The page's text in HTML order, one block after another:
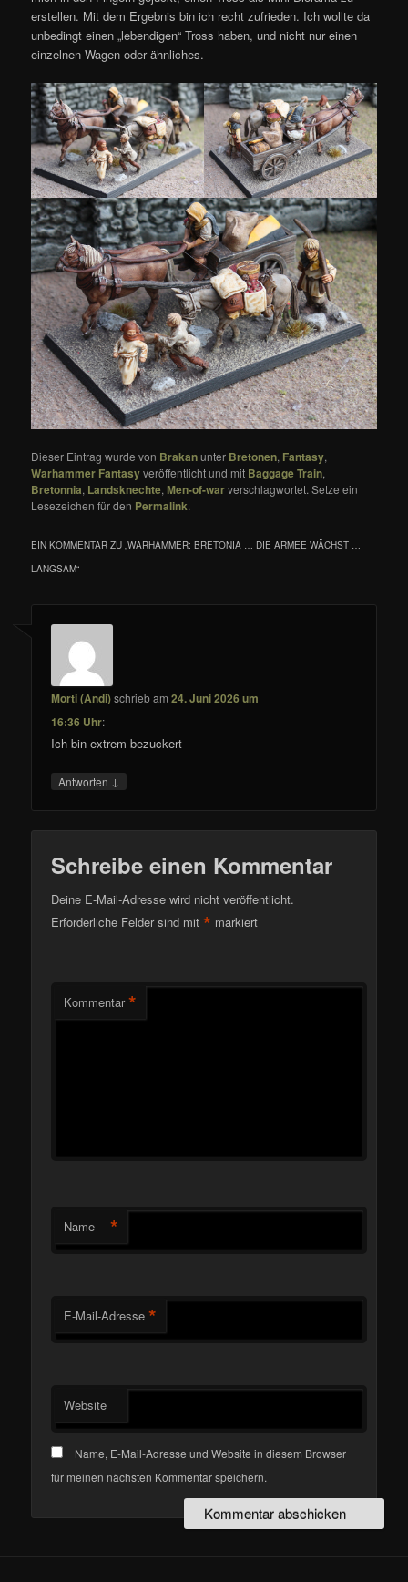
erstellen. Mit dem Ergebnis bin ich recht zufrieden. Ich wollte da
unbedingt einen „lebendigen“ Tross haben, und nicht nur einen
einzelnen Wagen oder ähnliches.
Dieser Eintrag wurde von Brakanunter Bretonen, Fantasy,
Warhammer Fantasyveröffentlicht und mit Baggage Train,
Bretonnia, Landsknechte,Men-of-warverschlagwortet. Setze ein
Lesezeichen für den Permalink.
EIN KOMMENTAR ZU „WARHAMMER: BRETONIA … DIE ARMEE WÄCHST …
LANGSAM“
Morti (Andi)schriebam24. Juni 2026 um
16:36 Uhr:
Ich bin extrem bezuckert
Antworten ↓
Schreibe einen Kommentar
Deine E-Mail-Adresse wird nicht veröffentlicht.
Erforderliche Felder sind mit* markiert
Kommentar *
Name *
E-Mail-Adresse *
Website
Name, E-Mail-Adresse und Website in diesem Browser
für meinen nächsten Kommentar speichern.